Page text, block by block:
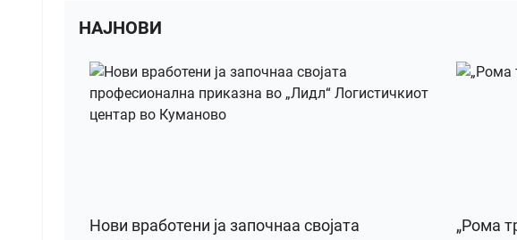
НАЈНОВИ
Нови вработени ја започнаа својата
„Рома